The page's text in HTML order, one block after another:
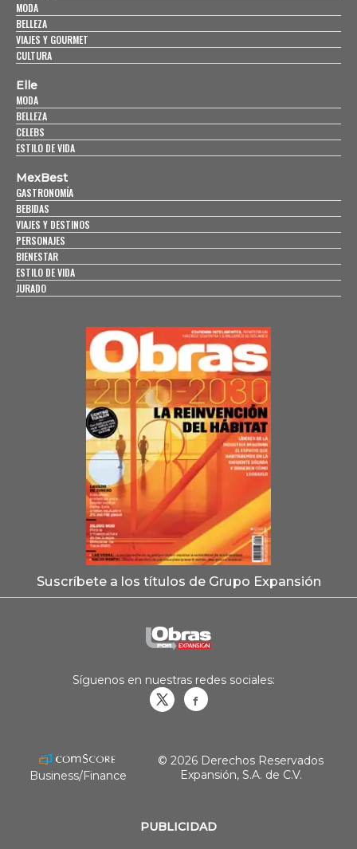
MODA
BELLEZA
VIAJES Y GOURMET
CULTURA
Elle
MODA
BELLEZA
CELEBS
ESTILO DE VIDA
MexBest
GASTRONOMÍA
BEBIDAS
VIAJES Y DESTINOS
PERSONAJES
BIENESTAR
ESTILO DE VIDA
JURADO
Suscríbete a los títulos de Grupo Expansión
PUBLICIDAD
Síguenos en nuestras redes sociales:
Business/Finance
© 2026 Derechos Reservados
Expansión, S.A. de C.V.